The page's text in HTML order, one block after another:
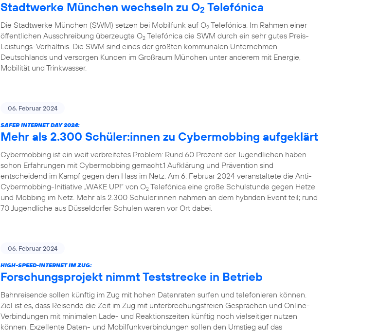
Stadtwerke München wechseln zu O2 Telefónica
Die Stadtwerke München (SWM) setzen bei Mobilfunk auf O2 Telefónica. Im Rahmen einer
öffentlichen Ausschreibung überzeugte O2 Telefónica die SWM durch ein sehr gutes Preis-
Leistungs-Verhältnis. Die SWM sind eines der größten kommunalen Unternehmen
Deutschlands und versorgen Kunden im Großraum München unter anderem mit Energie,
Mobilität und Trinkwasser.
06. Februar 2024
SAFER INTERNET DAY 2024:
Mehr als 2.300 Schüler:innen zu Cybermobbing aufgeklärt
Cybermobbing ist ein weit verbreitetes Problem: Rund 60 Prozent der Jugendlichen haben
schon Erfahrungen mit Cybermobbing gemacht.1 Aufklärung und Prävention sind
entscheidend im Kampf gegen den Hass im Netz. Am 6. Februar 2024 veranstaltete die Anti-
Cybermobbing-Initiative „WAKE UP!“ von O2 Telefónica eine große Schulstunde gegen Hetze
und Mobbing im Netz. Mehr als 2.300 Schüler:innen nahmen an dem hybriden Event teil; rund
70 Jugendliche aus Düsseldorfer Schulen waren vor Ort dabei.
06. Februar 2024
HIGH-SPEED-INTERNET IM ZUG:
Forschungsprojekt nimmt Teststrecke in Betrieb
Bahnreisende sollen künftig im Zug mit hohen Datenraten surfen und telefonieren können.
Ziel ist es, dass Reisende die Zeit im Zug mit unterbrechungsfreien Gesprächen und Online-
Verbindungen mit minimalen Lade- und Reaktionszeiten künftig noch vielseitiger nutzen
können. Exzellente Daten- und Mobilfunkverbindungen sollen den Umstieg auf das